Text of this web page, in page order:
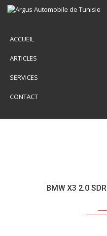
ACCUEIL
ARTICLES
SERVICES
CONTACT
BMW X3 2.0